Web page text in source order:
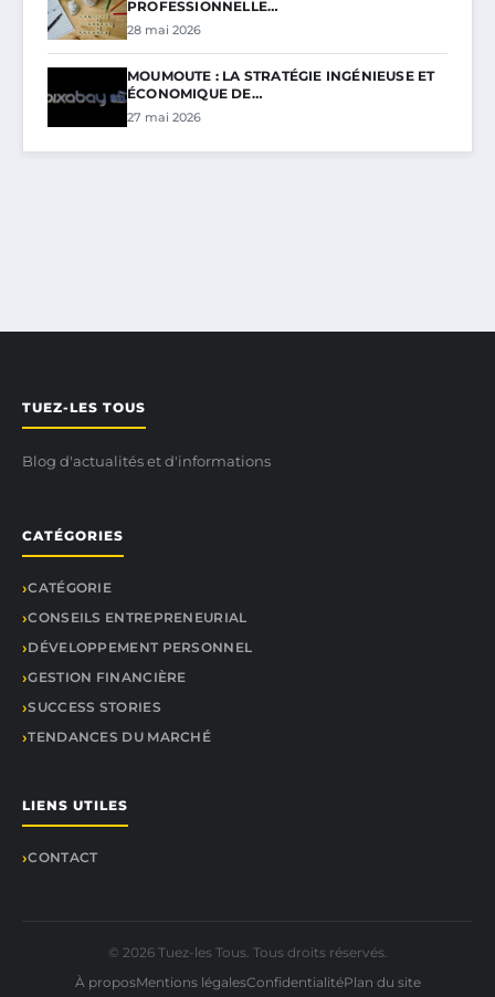
PROFESSIONNELLE…
28 mai 2026
MOUMOUTE : LA STRATÉGIE INGÉNIEUSE ET
ÉCONOMIQUE DE…
27 mai 2026
TUEZ-LES TOUS
Blog d'actualités et d'informations
CATÉGORIES
CATÉGORIE
CONSEILS ENTREPRENEURIAL
DÉVELOPPEMENT PERSONNEL
GESTION FINANCIÈRE
SUCCESS STORIES
TENDANCES DU MARCHÉ
LIENS UTILES
CONTACT
© 2026 Tuez-les Tous. Tous droits réservés.
À proposMentions légalesConfidentialitéPlan du site